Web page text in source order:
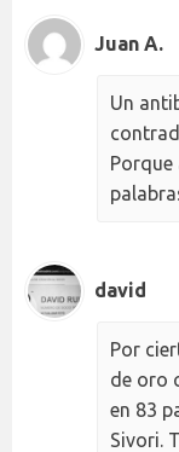
Juan A.
Un
david
Por
de oro
en 83
Sivori.